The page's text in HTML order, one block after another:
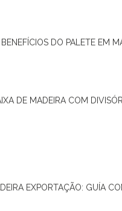
BENEFÍCIOS DO PALETE EM
DE MADEIRA COM
EXPORTAÇÃO: GUÍA